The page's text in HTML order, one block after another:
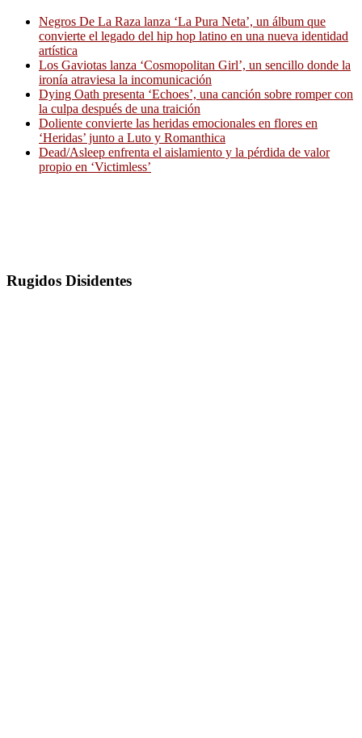
Negros De La Raza lanza ‘La Pura Neta’, un álbum que
convierte el legado del hip hop latino en una nueva identidad
artística
Los Gaviotas lanza ‘Cosmopolitan Girl’, un sencillo donde la
ironía atraviesa la incomunicación
Dying Oath presenta ‘Echoes’, una canción sobre romper con
la culpa después de una traición
Doliente convierte las heridas emocionales en flores en
‘Heridas’ junto a Luto y Romanthica
Dead/Asleep enfrenta el aislamiento y la pérdida de valor
propio en ‘Victimless’
Rugidos Disidentes